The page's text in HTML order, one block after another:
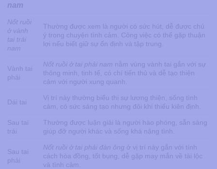
nam
Nốt ruồi
ở vành
tai trái
nam
Thường được xem là người có sức hút, dễ được chú
ý trong chuyện tình cảm. Công việc có thể gặp thuận
lợi nếu biết giữ sự ổn định và tập trung.
Vành tai
phải
Nốt ruồi ở tai phải nam nằm vùng vành tai gắn với sự
thông minh, tinh tế, có chí tiến thủ và dễ tạo thiện
cảm với người xung quanh.
Dái tai
Vị trí này thường biểu thị sự lương thiện, sống tình
cảm, có sức sáng tạo nhưng đôi khi thiếu kiên định.
Sau tai
trái
Thường được luận giải là người hào phóng, sẵn sàng
giúp đỡ người khác và sống khá nặng tình.
Sau tai
phải
Nốt ruồi ở tai phải đàn ông ở vị trí này gắn với tính
cách hòa đồng, tốt bụng, dễ gặp may mắn về tài lộc
và tình cảm.